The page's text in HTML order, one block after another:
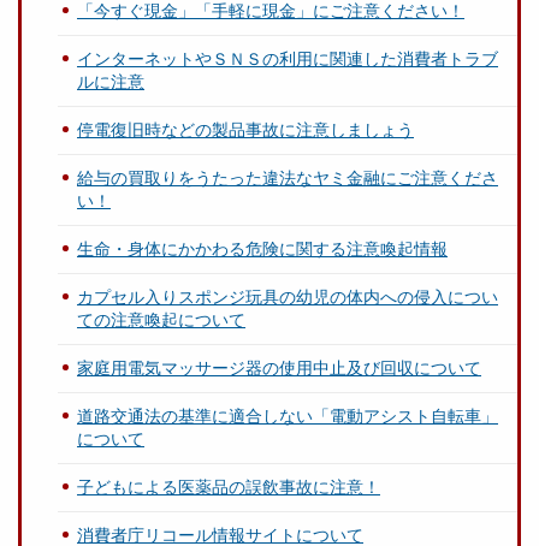
「今すぐ現金」「手軽に現金」にご注意ください！
インターネットやＳＮＳの利用に関連した消費者トラブ
ルに注意
停電復旧時などの製品事故に注意しましょう
給与の買取りをうたった違法なヤミ金融にご注意くださ
い！
生命・身体にかかわる危険に関する注意喚起情報
カプセル入りスポンジ玩具の幼児の体内への侵入につい
ての注意喚起について
家庭用電気マッサージ器の使用中止及び回収について
道路交通法の基準に適合しない「電動アシスト自転車」
について
子どもによる医薬品の誤飲事故に注意！
消費者庁リコール情報サイトについて